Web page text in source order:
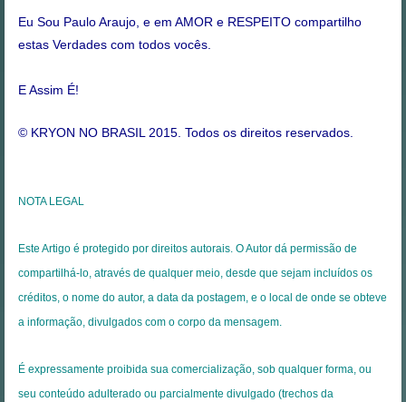
Eu Sou Paulo Araujo, e em AMOR e RESPEITO compartilho
estas Verdades com todos vocês.
E Assim É!
© KRYON NO BRASIL 2015. Todos os direitos reservados.
NOTA LEGAL
Este Artigo é protegido por direitos autorais. O Autor dá permissão de
compartilhá-lo, através de qualquer meio, desde que sejam incluídos os
créditos, o nome do autor, a data da postagem, e o local de onde se obteve
a informação, divulgados com o corpo da mensagem.
É expressamente proibida sua comercialização, sob qualquer forma, ou
seu conteúdo adulterado ou parcialmente divulgado (trechos da